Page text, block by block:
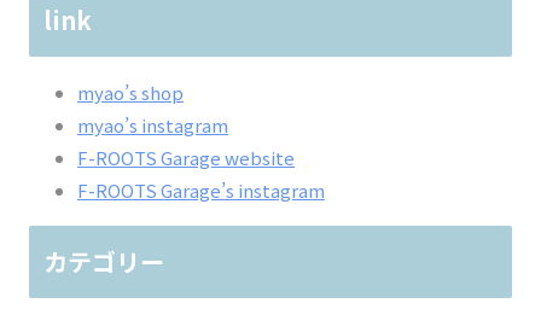
link
myao’s shop
myao’s instagram
F-ROOTS Garage website
F-ROOTS Garage’s instagram
カテゴリー